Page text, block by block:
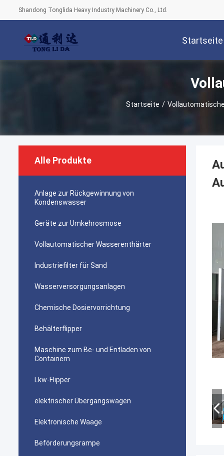
Shandong Tonglida Heavy Industry Machinery Co., Ltd.
Startseite
Startseite /
Alle Produkte
Anlage zur Rückgewinnung von
Kondenswasser
Geräte zur Umkehrosmose
Vollautomatischer Wasserenthärter
Industriefilter für Sand
Wasserversorgungsanlagen
Chemische Dosiervorrichtung
Behälterflipper
Maschine zum Be- und Entladen von
Containern
Lkw-Flipper
elektrischer Übergangswagen
Elektronische Waage
Beförderungsrampe